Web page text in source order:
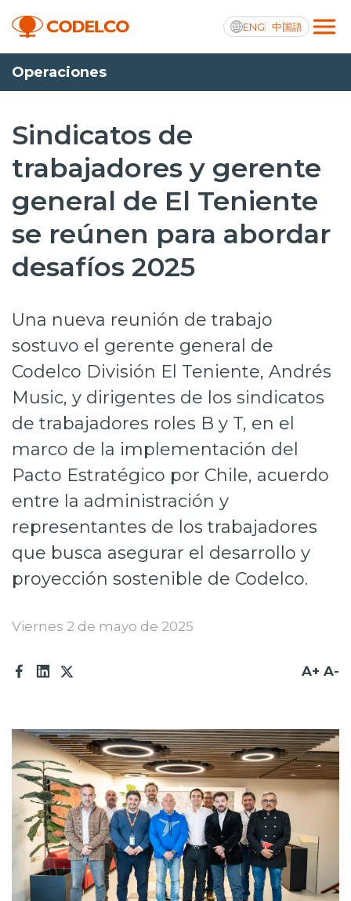
ENG 中国語
Transparencia activa
Nosotros
Operaciones
Proyectos
Sustentabilidad
Inversionistas
Prensa
Trabaja en Codelco
Transparencia activa
Canales de denuncia
Proveedores
Acceso trabajadores/as
Operaciones
Sindicatos de
trabajadores y gerente
general de El Teniente
se reúnen para abordar
desafíos 2025
Una nueva reunión de trabajo
sostuvo el gerente general de
Codelco División El Teniente, Andrés
Music, y dirigentes de los sindicatos
de trabajadores roles B y T, en el
marco de la implementación del
Pacto Estratégico por Chile, acuerdo
entre la administración y
representantes de los trabajadores
que busca asegurar el desarrollo y
proyección sostenible de Codelco.
Viernes 2 de mayo de 2025
A+ A-